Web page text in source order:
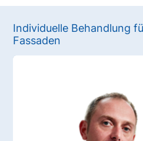
Individuelle Behandlung
Fassaden